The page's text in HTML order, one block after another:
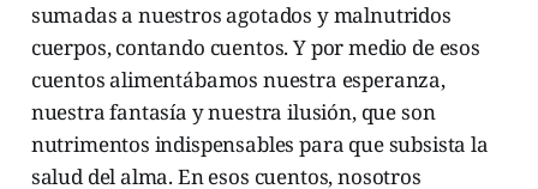
sumadas a nuestros agotados y malnutridos
cuerpos, contando cuentos. Y por medio de esos
cuentos alimentábamos nuestra esperanza,
nuestra fantasía y nuestra ilusión, que son
nutrimentos indispensables para que subsista la
salud del alma. En esos cuentos, nosotros